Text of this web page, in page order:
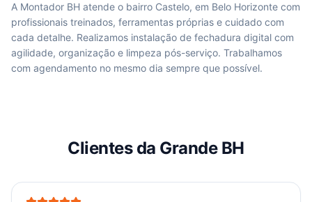
A Montador BH atende o bairro Castelo, em Belo Horizonte com
profissionais treinados, ferramentas próprias e cuidado com
cada detalhe. Realizamos instalação de fechadura digital com
agilidade, organização e limpeza pós-serviço. Trabalhamos
com agendamento no mesmo dia sempre que possível.
Clientes da Grande BH